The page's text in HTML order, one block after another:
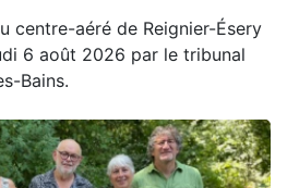
centre-aéré de Reignier-Ésery
6 août 2026 par le tribunal
Bains.